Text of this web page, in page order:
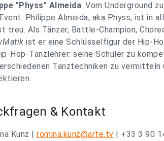
"Physs" Almeida: Vom Underground
Philippe Almeida, aka Physs, ist in
treu. Als Tänzer, Battle-Champion,
ist er eine Schlüsselfigur der Hip-
Hop-Tanzlehrer: seine Schüler zu
Tanztechniken zu
& Kontakt
Kunz | romina.kunz@arte.tv | +33 3 90